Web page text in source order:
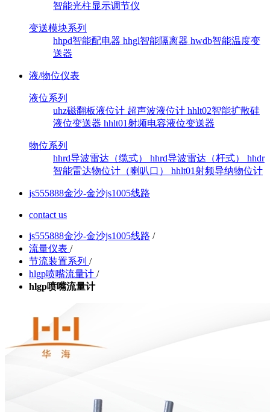
智能光柱显示调节仪
变送模块系列
hhpd智能配电器 hhgl智能隔离器 hwdb智能温度变
送器
液/物位仪表
液位系列
uhz磁翻板液位计 超声波液位计 hhlt02智能扩散硅
液位变送器 hhlt01射频电容液位变送器
物位系列
hhrd导波雷达（缆式） hhrd导波雷达（杆式） hhdr
智能雷达物位计（喇叭口） hhlt01射频导纳物位计
js555888金沙-金沙js1005线路
contact us
js555888金沙-金沙js1005线路 /
流量仪表 /
节流装置系列 /
hlgp喷嘴流量计 /
hlgp喷嘴流量计